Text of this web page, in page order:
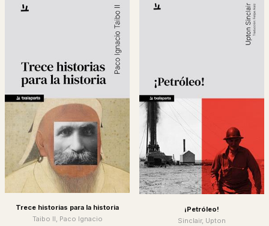
Trece historias para la historia
Taibo II, Paco Ignacio
¡Petróleo!
Sinclair, Upton